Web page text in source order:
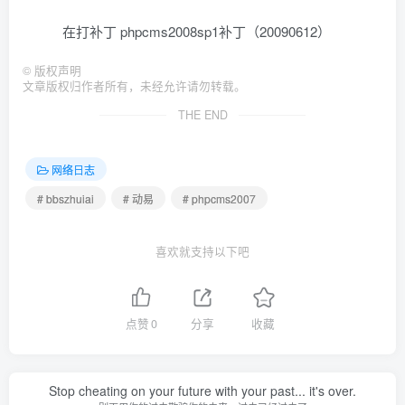
在打补丁 phpcms2008sp1补丁（20090612）
© 版权声明
文章版权归作者所有，未经允许请勿转载。
THE END
网络日志
# bbszhuiai
# 动易 # phpcms2007
喜欢就支持以下吧
点赞0 分享 收藏
Stop cheating on your future with your past... it's over.